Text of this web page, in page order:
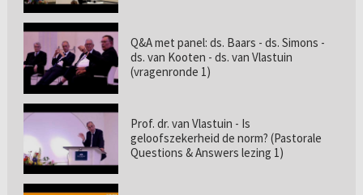
Q&A met panel: ds. Baars - ds. Simons -
ds. van Kooten - ds. van Vlastuin
(vragenronde 1)
Prof. dr. van Vlastuin - Is
geloofszekerheid de norm? (Pastorale
Questions & Answers lezing 1)